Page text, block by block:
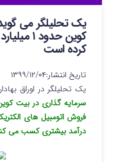
یک تحلیلگر می
کوین حدود
کرده است
تاریخ انتشار:۱۳۹۹/۱۲/۰۴
یک تحلیلگر در اوراق
سرمایه گذاری در بیت
درآمد بیشتری کسب می